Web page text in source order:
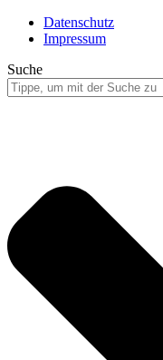
Datenschutz
Impressum
Suche